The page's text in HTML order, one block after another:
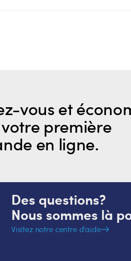
vous et
votre première
en ligne.
Des questions?
Nous sommes là
Visitez notre centre d'aide